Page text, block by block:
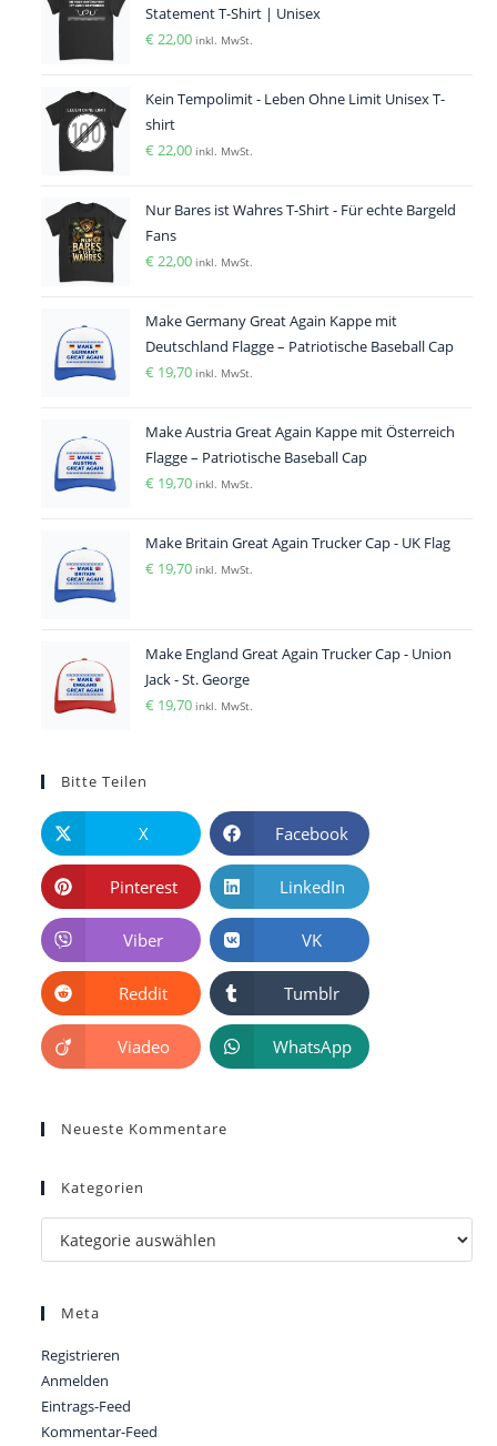
Statement T-Shirt | Unisex
€ 22,00 inkl. MwSt.
Kein Tempolimit - Leben Ohne Limit Unisex T-
shirt
€ 22,00 inkl. MwSt.
Nur Bares ist Wahres T-Shirt - Für echte Bargeld
Fans
€ 22,00 inkl. MwSt.
Make Germany Great Again Kappe mit
Deutschland Flagge – Patriotische Baseball Cap
€ 19,70 inkl. MwSt.
Make Austria Great Again Kappe mit Österreich
Flagge – Patriotische Baseball Cap
€ 19,70 inkl. MwSt.
Make Britain Great Again Trucker Cap - UK Flag
€ 19,70 inkl. MwSt.
Make England Great Again Trucker Cap - Union
Jack - St. George
€ 19,70 inkl. MwSt.
Bitte Teilen
X Facebook
Pinterest LinkedIn
Viber VK
Reddit Tumblr
Viadeo WhatsApp
Neueste Kommentare
Kategorien
Kategorien
Meta
Registrieren
Anmelden
Eintrags-Feed
Kommentar-Feed